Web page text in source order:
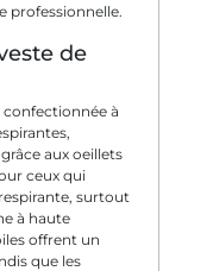
professionnelle.
de
confectionnée à
aux oeillets
ceux qui
surtout
à haute
offrent un
que les